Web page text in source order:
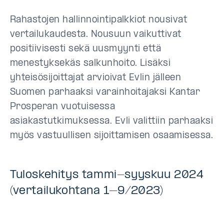
Rahastojen hallinnointipalkkiot nousivat
vertailukaudesta. Nousuun vaikuttivat
positiivisesti sekä uusmyynti että
menestyksekäs salkunhoito. Lisäksi
yhteisösijoittajat arvioivat Evlin jälleen
Suomen parhaaksi varainhoitajaksi Kantar
Prosperan vuotuisessa
asiakastutkimuksessa. Evli valittiin parhaaksi
myös vastuullisen sijoittamisen osaamisessa.
Tuloskehitys tammi-syyskuu 2024
(vertailukohtana 1–9/2023)